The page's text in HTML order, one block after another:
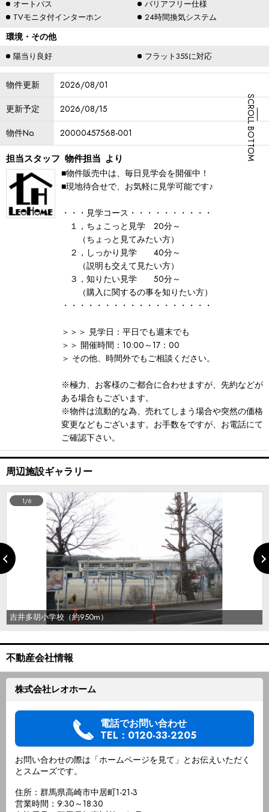
オートバス
バリアフリー仕様
TVモニタ付インターホン
24時間換気システム
環境・その他
陽当り良好 フラット35Sに対応
物件更新
2026/08/01
更新予定
2026/08/15
物件No.
20000457568-001
担当スタッフ 物件担当 より
■物件販売中は、毎日見学会を開催中！
■現地待合せで、お気軽に見学可能です♪
・・・見学コース・・・・・・・・・・
１，ちょこっと見学 20分～
（ちょっと見てみたい方）
２，しっかり見学 40分～
（説明も交えて見たい方）
３，知りたい見学 50分～
（購入に関するの事を知りたい方）
・・・・・・・・・・・・・・・・・・
＞＞＞ 見学日：平日でも週末でも
＞＞ 開催時間：10:00～17：00
＞ その他、時間外でもご相談ください。
※極力、お客様のご都合に合わせますが、先約などが
ある場合もございます。
※物件は流動的な為、売れてしまう場合や突然の価格
変更などもございます。お手数をですが、お電話にて
ご確認下さい。
周辺施設ギャラリー
吉井多胡小学校（約950m）
1/6
不動産会社情報
株式会社レオホーム
電話でお問い合わせ
TEL：0120-33-2205
お問い合わせの際は「ホームページを見て」とお伝えいただく
とスムーズです。
住所：群馬県高崎市中居町1-21-3
営業時間：9:30～18:30
SCROLL BOTTOM